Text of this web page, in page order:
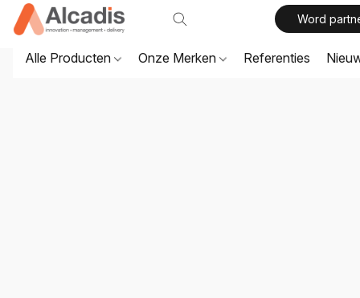
Word
Alle Producten Onze Merken Referenties